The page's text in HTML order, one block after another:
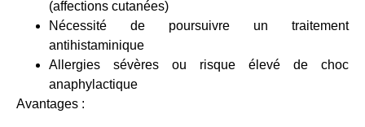
(affections cutanées)
Nécessité de poursuivre un traitement
antihistaminique
Allergies sévères ou risque élevé de choc
anaphylactique
Avantages :